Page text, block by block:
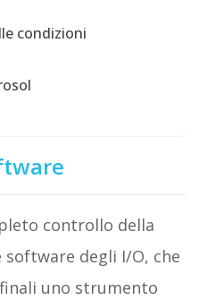
condizioni
controllo della
degli I/O, che
uno strumento